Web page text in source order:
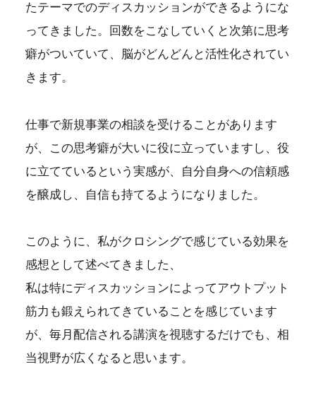
たテーマでのディスカッションができるようにな
ってきました。回数をこなしていくと次第に思考
癖がついていて、脳がどんどんと活性化されてい
きます。
仕事で新規事業の相談を受けることがあります
が、この思考癖が大いに役に立っていますし、役
に立てているという実感が、自分自身への信頼感
を醸成し、自信も持てるようになりました。
このように、私がクロシングで感じている効果を
感想として述べてきました、
私は特にディスカッションによってアウトプット
筋力も鍛えられてきていることを感じています
が、毎月配信される講演を視聴するだけでも、相
当視野が広くなると思います。